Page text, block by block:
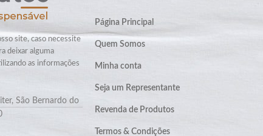
site, caso necessite
deixar alguma
as informações
São Bernardo do
Página Principal
Quem Somos
Minha conta
Seja um Representante
Revenda de Produtos
Termos & Condições